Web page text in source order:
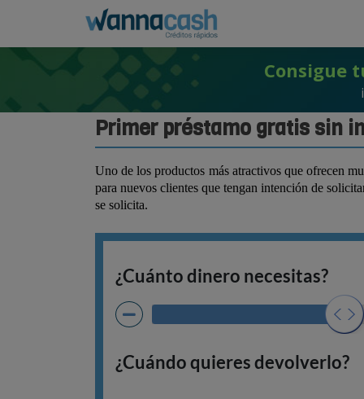
Consigue
Primer préstamo gratis sin
Uno de los productos más atractivos que ofrecen
para nuevos clientes que tengan intención de
se solicita.